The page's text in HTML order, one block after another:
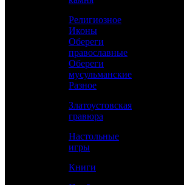
Рассчитать доставку СДЭК
РАССЧИТАТЬ
Диаметр тарелки
Высота чашки
Токарные, Слесарные, Художественное
литье, Полировка, Рисовка кистью,
Религиозное
Иконы
Обереги
православные
Обереги
мусульманские
Разное
Златоустовская
гравюра
Настольные
игры
Книги